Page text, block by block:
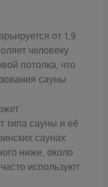
от 1,9
человеку
потолка, что
сауны.
типа сауны и её
саунах
ниже, около
используют